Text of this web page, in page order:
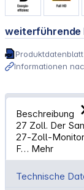
weiterführende
Produktdatenblatt
Informationen
Beschreibung
27 Zoll. Der
F… Mehr
Technische